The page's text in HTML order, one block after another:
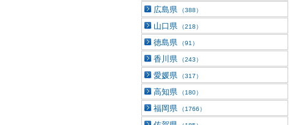
広島県 （388）
山口県 （218）
徳島県 （91）
香川県 （243）
愛媛県 （317）
高知県 （180）
福岡県 （1766）